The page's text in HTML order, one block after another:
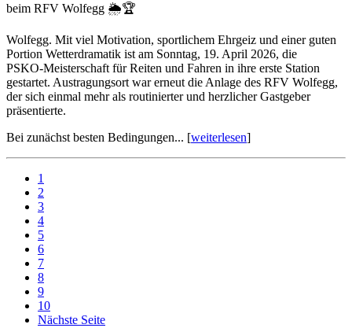
beim RFV Wolfegg 🌦️🏆
Wolfegg. Mit viel Motivation, sportlichem Ehrgeiz und einer guten
Portion Wetterdramatik ist am Sonntag, 19. April 2026, die
PSKO‑Meisterschaft für Reiten und Fahren in ihre erste Station
gestartet. Austragungsort war erneut die Anlage des RFV Wolfegg,
der sich einmal mehr als routinierter und herzlicher Gastgeber
präsentierte.
Bei zunächst besten Bedingungen... [weiterlesen]
1
2
3
4
5
6
7
8
9
10
Nächste Seite